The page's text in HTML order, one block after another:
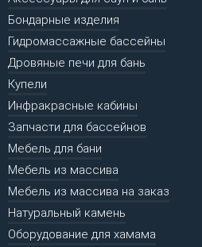
Бондарные изделия
Гидромассажные бассейны
Дровяные печи для бань
Купели
Инфракрасные кабины
Запчасти для бассейнов
Мебель для бани
Мебель из массива
Мебель из массива на заказ
Натуральный камень
Оборудование для хамама